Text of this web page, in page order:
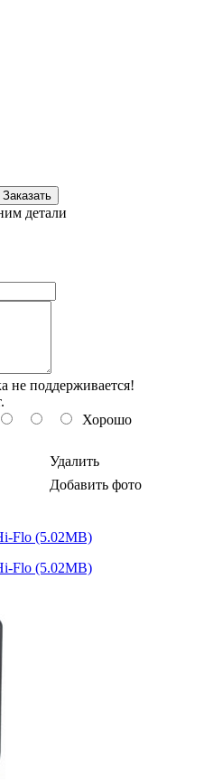
Заказать
детали
не поддерживается!
Хорошо
Удалить
Добавить фото
Flo (5.02MB)
Flo (5.02MB)